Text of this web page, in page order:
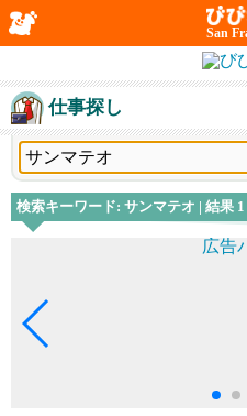
San
仕事探し
検索キーワード: サンマテオ | 結果